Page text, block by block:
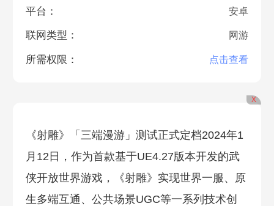
平台： 安卓
联网类型： 网游
所需权限： 点击查看
X
《射雕》「三端漫游」测试正式定档2024年1
月12日，作为首款基于UE4.27版本开发的武
侠开放世界游戏，《射雕》实现世界一服、原
生多端互通、公共场景UGC等一系列技术创